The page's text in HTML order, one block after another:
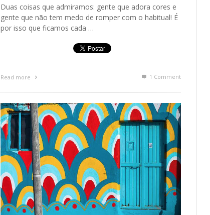
Duas coisas que admiramos: gente que adora cores e
gente que não tem medo de romper com o habitual! É
por isso que ficamos cada …
Read more 1 Comment